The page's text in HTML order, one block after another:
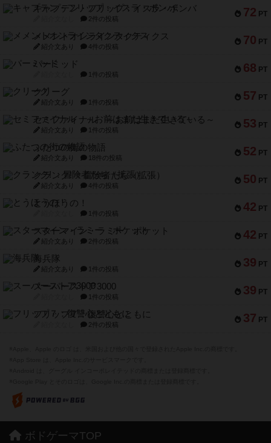
72 PT
キャプテン・フリップ：イスラ・ボンバ
2件の投稿
70 PT
メメントオンラインタクティクス
紹介文あり 4件の投稿
68 PT
パーミッド
1件の投稿
57 PT
クリーグ
紹介文あり 1件の投稿
53 PT
セミファイナル ～お前はまだ生きている～
紹介文あり 1件の投稿
52 PT
ふたつの街の物語
紹介文あり 18件の投稿
50 PT
クランク! ：冒険者たち（拡張）
紹介文あり 4件の投稿
42 PT
とうほうの！
1件の投稿
42 PT
スターマイン・ラミー ポケット
紹介文あり 2件の投稿
39 PT
海兵隊
紹介文あり 1件の投稿
39 PT
スーパーストア3000
1件の投稿
37 PT
フリップ７：復讐心とともに
2件の投稿
ボドゲーマTOP